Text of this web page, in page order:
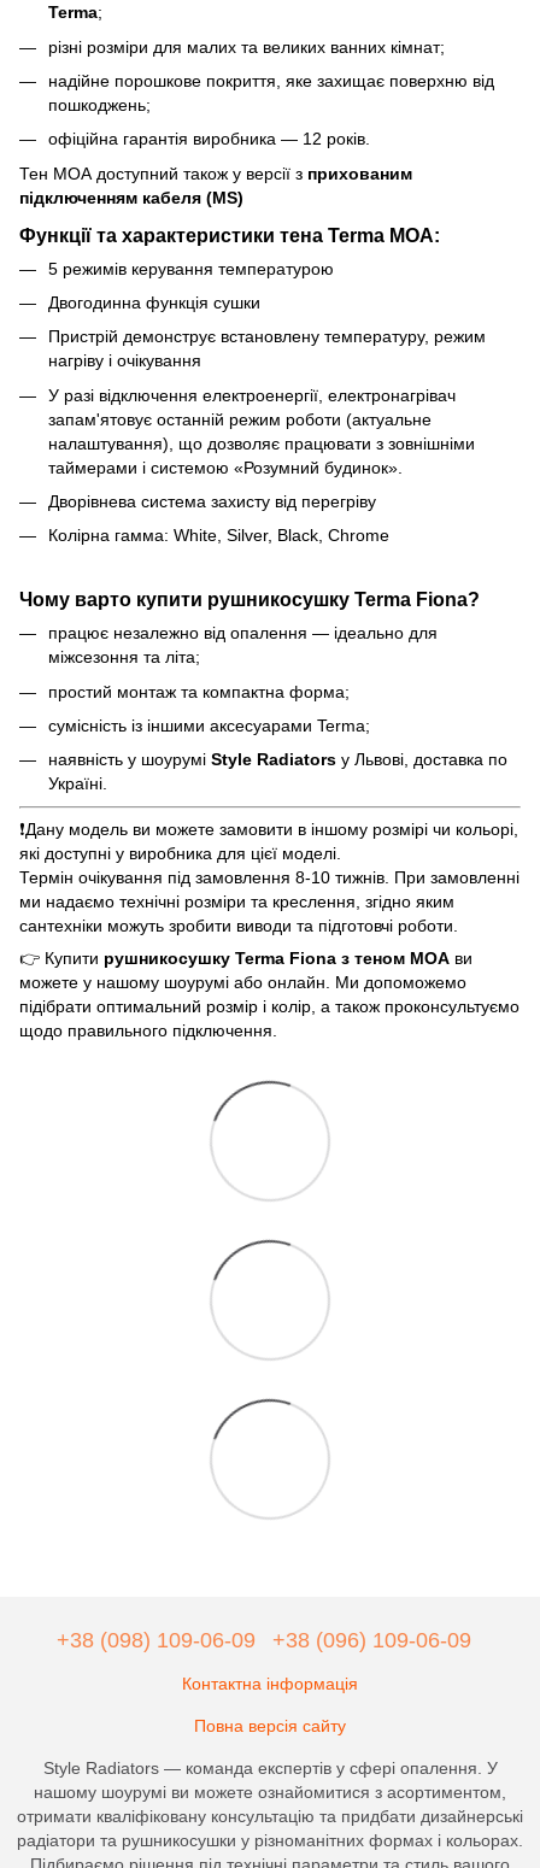
Terma;
різні розміри для малих та великих ванних кімнат;
надійне порошкове покриття, яке захищає поверхню від
пошкоджень;
офіційна гарантія виробника — 12 років.
Тен МОА доступний також у версії з прихованим
підключенням кабеля (MS)
Функцiї та характеристики тена Terma MOA:
5 режимів керування температурою
Двогодинна функція сушки
Пристрій демонструє встановлену температуру, режим
нагріву і очікування
У разі відключення електроенергії, електронагрівач
запам'ятовує останній режим роботи (актуальне
налаштування), що дозволяє працювати з зовнішніми
таймерами і системою «Розумний будинок».
Дворівнева система захисту від перегріву
Колірна гамма: White, Silver, Black, Chrome
Чому варто купити рушникосушку Terma Fiona?
працює незалежно від опалення — ідеально для
міжсезоння та літа;
простий монтаж та компактна форма;
сумісність із іншими аксесуарами Terma;
наявність у шоурумі Style Radiators у Львові, доставка по
Україні.
❗️Дану модель ви можете замовити в іншому розмірі чи кольорі,
які доступні у виробника для цієї моделі.
Термін очікування під замовлення 8-10 тижнів. При замовленні
ми надаємо технічні розміри та креслення, згідно яким
сантехніки можуть зробити виводи та підготовчі роботи.
👉 Купити рушникосушку Terma Fiona з теном MOA ви
можете у нашому шоурумі або онлайн. Ми допоможемо
підібрати оптимальний розмір і колір, а також проконсультуємо
щодо правильного підключення.
+38 (098) 109-06-09 +38 (096) 109-06-09
Контактна інформація
Повна версія сайту
Style Radiators — команда експертів у сфері опалення. У
нашому шоурумі ви можете ознайомитися з асортиментом,
отримати кваліфіковану консультацію та придбати дизайнерські
радіатори та рушникосушки у різноманітних формах і кольорах.